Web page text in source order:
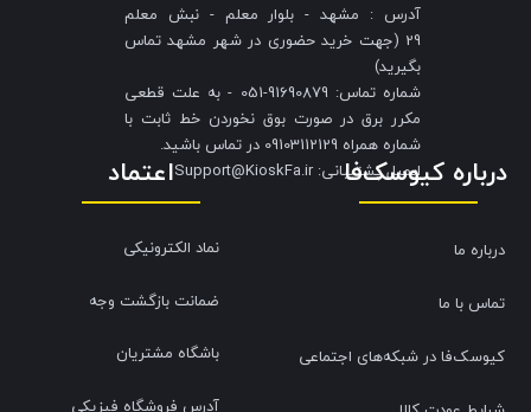
آدرس : مشهد - بلوار معلم - نبش معلم
29 (جهت خرید حضوری در شهر مشهد تماس
بگیرید)
شماره تماس: 91690879-051 - به علت قطعی
مکرر برق در صورت بوق نخوردن خط ثابت با
شماره همراه 09103112129 در تماس باشید.
​​​​​​​ایمیل پشتیبانی: Support@KioskFa.ir
اعتماد
نماد الکترونیکی
ضمانت بازگشت وجه
باشگاه مشتریان
آدرس فروشگاه فیزیکی
درباره کیوسک‌فا
درباره ما
تماس با ما
کیوسک‌فا در شبکه‌های اجتماعی